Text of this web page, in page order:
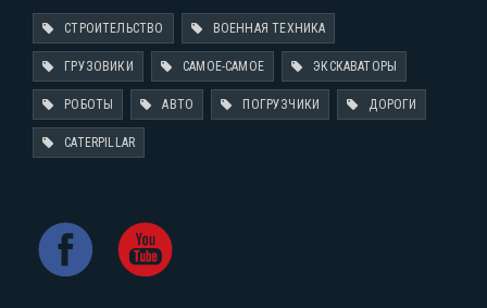
СТРОИТЕЛЬСТВО ВОЕННАЯ ТЕХНИКА
ГРУЗОВИКИ САМОЕ-САМОЕ ЭКСКАВАТОРЫ
РОБОТЫ АВТО ПОГРУЗЧИКИ ДОРОГИ
CATERPILLAR